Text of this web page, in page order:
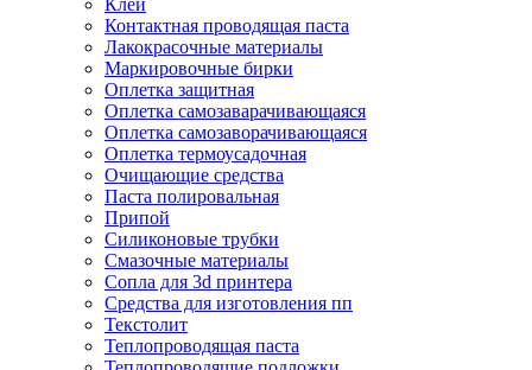
Клей
Контактная проводящая паста
Лакокрасочные материалы
Маркировочные бирки
Оплетка защитная
Оплетка самозаварачивающаяся
Оплетка самозаворачивающаяся
Оплетка термоусадочная
Очищающие средства
Паста полировальная
Припой
Силиконовые трубки
Смазочные материалы
Сопла для 3d принтера
Средства для изготовления пп
Текстолит
Теплопроводящая паста